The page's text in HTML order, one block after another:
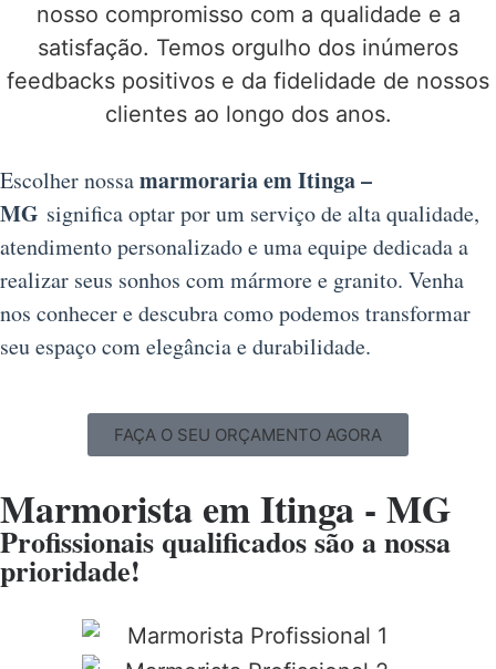
nosso compromisso com a qualidade e a
satisfação. Temos orgulho dos inúmeros
feedbacks positivos e da fidelidade de nossos
clientes ao longo dos anos.
Escolher nossamarmoraria em Itinga –
MG significa optar por um serviço de alta qualidade,
atendimento personalizado e uma equipe dedicada a
realizar seus sonhos com mármore e granito. Venha
nos conhecer e descubra como podemos transformar
seu espaço com elegância e durabilidade.
FAÇA O SEU ORÇAMENTO AGORA
Marmorista em Itinga - MG
Profissionais qualificados são a nossa
prioridade!